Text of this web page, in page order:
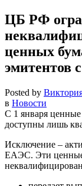
ЦБ РФ
ценных
эмитентов
Posted by
в Новости
С 1 января
доступны лишь
Исключение –
ЕАЭС. Эти ценные